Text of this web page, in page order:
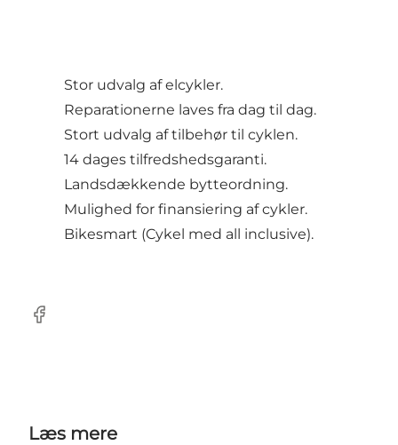
Stor udvalg af elcykler.
Reparationerne laves fra dag til dag.
Stort udvalg af tilbehør til cyklen.
14 dages tilfredshedsgaranti.
Landsdækkende bytteordning.
Mulighed for finansiering af cykler.
Bikesmart (Cykel med all inclusive).
Facebook
Læs mere